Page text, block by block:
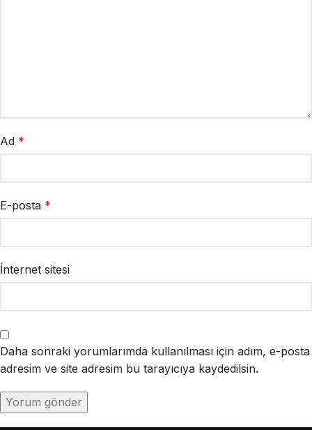
Ad *
E-posta *
İnternet sitesi
Daha sonraki yorumlarımda kullanılması için adım, e-posta
adresim ve site adresim bu tarayıcıya kaydedilsin.